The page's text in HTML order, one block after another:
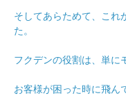
そしてあらためて、これ
た。
フクデンの役割は、単に
お客様が困った時に飛ん